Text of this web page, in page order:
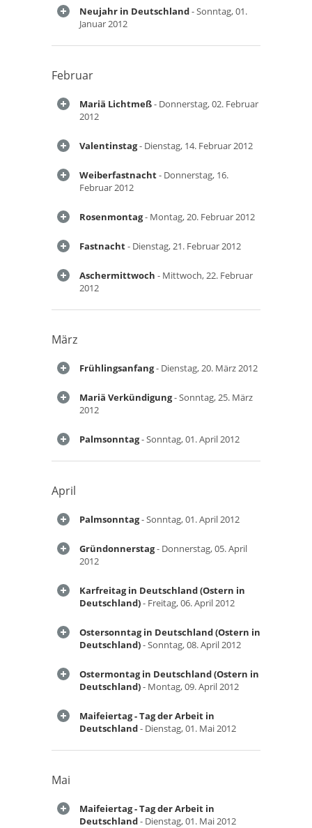
Neujahr in Deutschland- Sonntag, 01.
Januar 2012
Februar
Mariä Lichtmeß- Donnerstag, 02. Februar
2012
Valentinstag- Dienstag, 14. Februar 2012
Weiberfastnacht- Donnerstag, 16.
Februar 2012
Rosenmontag- Montag, 20. Februar 2012
Fastnacht- Dienstag, 21. Februar 2012
Aschermittwoch - Mittwoch, 22. Februar
2012
März
Frühlingsanfang- Dienstag, 20. März 2012
Mariä Verkündigung- Sonntag, 25. März
2012
Palmsonntag- Sonntag, 01. April 2012
April
Palmsonntag- Sonntag, 01. April 2012
Gründonnerstag- Donnerstag, 05. April
2012
Karfreitag in Deutschland (Ostern in
Deutschland)- Freitag, 06. April 2012
Ostersonntag in Deutschland (Ostern in
Deutschland)- Sonntag, 08. April 2012
Ostermontag in Deutschland (Ostern in
Deutschland)- Montag, 09. April 2012
Maifeiertag - Tag der Arbeit in
Deutschland- Dienstag, 01. Mai 2012
Mai
Maifeiertag - Tag der Arbeit in
Deutschland- Dienstag, 01. Mai 2012